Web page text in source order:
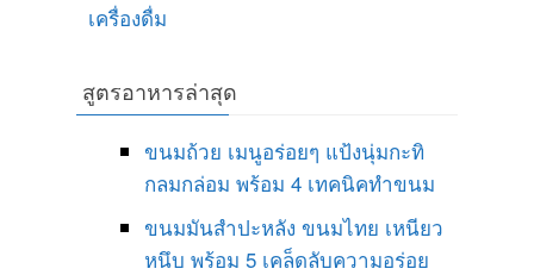
เครื่องดื่ม
สูตรอาหารล่าสุด
ขนมถ้วย เมนูอร่อยๆ แป้งนุ่มกะทิ
กลมกล่อม พร้อม 4 เทคนิคทำขนม
ขนมมันสำปะหลัง ขนมไทย เหนียว
หนึบ พร้อม 5 เคล็ดลับความอร่อย